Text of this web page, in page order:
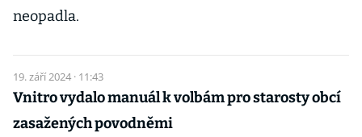
neopadla.
19. září 2024 · 11:43
Vnitro vydalo manuál k volbám pro starosty obcí
zasažených povodněmi